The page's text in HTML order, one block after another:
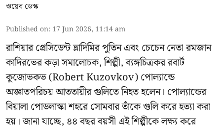
ওয়েব ডেস্ক
Published on: 17 Jun 2026, 11:14 am
রাশিয়ার প্রেসিডেন্ট ভ্লাদিমির পুতিন এবং চেচেন নেতা রমজান
কাদিরভের কড়া সমালোচক, শিল্পী, ব্যঙ্গচিত্রকর রবার্ট
কুজোভকভ (Robert Kuzovkov) পোল্যান্ডে
অজ্ঞাতপরিচয় আততায়ীর গুলিতে নিহত হলেন। পোল্যান্ডের
বিয়ালা পোডলাস্কা শহরে সোমবার তাঁকে গুলি করে হত্যা করা
হয়। জানা যাচ্ছে, ৪৪ বছর বয়সী এই শিল্পীকে লক্ষ্য করে